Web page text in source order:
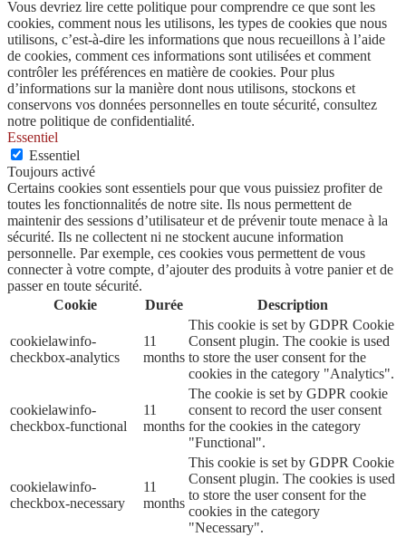
Vous devriez lire cette politique pour comprendre ce que sont les
cookies, comment nous les utilisons, les types de cookies que nous
utilisons, c’est-à-dire les informations que nous recueillons à l’aide
de cookies, comment ces informations sont utilisées et comment
contrôler les préférences en matière de cookies. Pour plus
d’informations sur la manière dont nous utilisons, stockons et
conservons vos données personnelles en toute sécurité, consultez
notre politique de confidentialité.
Essentiel
Essentiel
Toujours activé
Certains cookies sont essentiels pour que vous puissiez profiter de
toutes les fonctionnalités de notre site. Ils nous permettent de
maintenir des sessions d’utilisateur et de prévenir toute menace à la
sécurité. Ils ne collectent ni ne stockent aucune information
personnelle. Par exemple, ces cookies vous permettent de vous
connecter à votre compte, d’ajouter des produits à votre panier et de
passer en toute sécurité.
Cookie
Durée Description
cookielawinfo-
checkbox-analytics
11
months
This cookie is set by GDPR Cookie
Consent plugin. The cookie is used
to store the user consent for the
cookies in the category "Analytics".
cookielawinfo-
checkbox-functional
11
months
The cookie is set by GDPR cookie
consent to record the user consent
for the cookies in the category
"Functional".
cookielawinfo-
checkbox-necessary
11
months
This cookie is set by GDPR Cookie
Consent plugin. The cookies is used
to store the user consent for the
cookies in the category
"Necessary".